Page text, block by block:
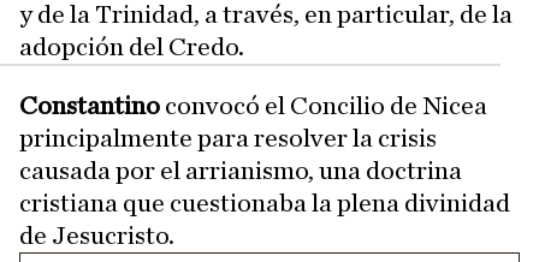
y de la Trinidad, a través, en particular, de la
adopción del Credo.
Constantino convocó el Concilio de Nicea
principalmente para resolver la crisis
causada por el arrianismo, una doctrina
cristiana que cuestionaba la plena divinidad
de Jesucristo.